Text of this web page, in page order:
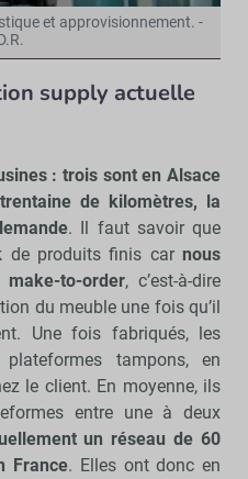
et approvisionnement. -
supply actuelle
: trois sont en Alsace
de kilomètres, la
. Il faut savoir que
de produits finis car nous
to-order, c’est-à-dire
du meuble une fois qu’il
Une fois fabriqués, les
tampons, en
le client. En moyenne, ils
entre une à deux
un réseau de 60
France. Elles ont donc en